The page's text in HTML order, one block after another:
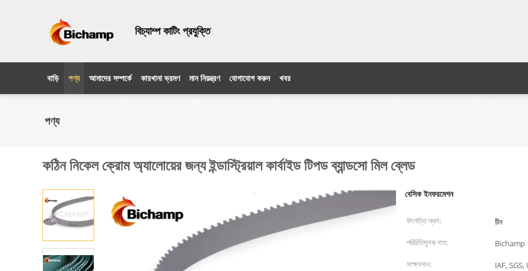
বিচ্যাম্প কাটিং প্রযুক্তি
বাড়ি পণ্য আমাদের সম্পর্কে কারখানা ভ্রমণ মান নিয়ন্ত্রণ যোগাযোগ করুন খবর
পণ্য
কঠিন নিকেল ক্রোম অ্যালোয়ের জন্য ইন্ডাস্ট্রিয়াল কার্বাইড টিপড ব্যান্ডসো মিল ব্লেড
বেসিক ইনফরমেশন
উৎপত্তি স্থল:
চীন
পরিচিতিমুলক নাম:
Bichamp
সাক্ষ্যদান:
IAF, SGS,